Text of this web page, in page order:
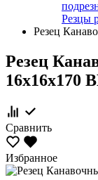
Резцы
Резец
Резец
16х16х170
Сравнить
Избранное